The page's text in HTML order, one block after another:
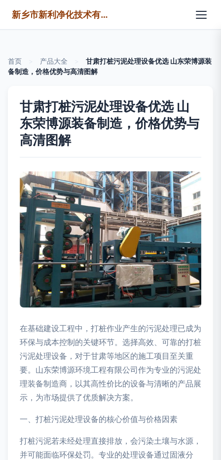
新乡市新利净化技术有限公司
首页 产品大全
甘肃打桩污泥处理设备优选 山东荣博源装
备制造，价格优势与高清图解
甘肃打桩污泥处理设备优选 山
东荣博源装备制造，价格优势与
高清图解
在基础建设工程中，打桩作业产生的污泥处理已成为
环保与成本控制的关键环节。选择高效、可靠的打桩
污泥处理设备，对于甘肃等地区的施工项目至关重
要。山东荣博源环境工程有限公司作为专业的污泥处
理装备制造商，以其高性价比的设备与清晰的产品展
示，为市场提供了优质解决方案。
一、打桩污泥处理设备的核心价值与价格因素
打桩污泥若未经处理直接排放，会污染土壤与水源，
并可能面临环保处罚。专业的处理设备通过固液分